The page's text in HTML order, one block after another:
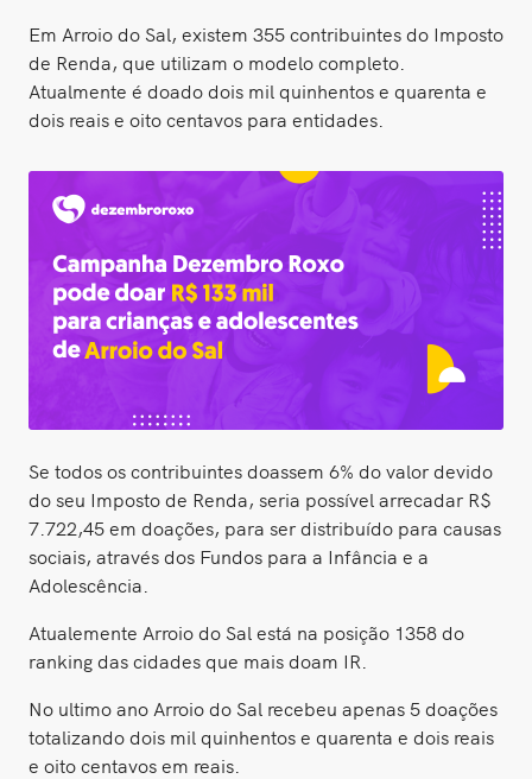
Em Arroio do Sal, existem 355 contribuintes do Imposto
de Renda, que utilizam o modelo completo.
Atualmente é doado dois mil quinhentos e quarenta e
dois reais e oito centavos para entidades.
Se todos os contribuintes doassem 6% do valor devido
do seu Imposto de Renda, seria possível arrecadar R$
7.722,45 em doações, para ser distribuído para causas
sociais, através dos Fundos para a Infância e a
Adolescência.
Atualemente Arroio do Sal está na posição 1358 do
ranking das cidades que mais doam IR.
No ultimo ano Arroio do Sal recebeu apenas 5 doações
totalizando dois mil quinhentos e quarenta e dois reais
e oito centavos em reais.